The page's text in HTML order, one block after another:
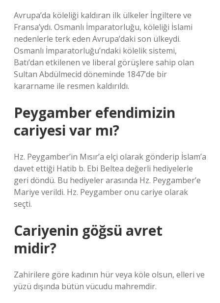
Avrupa’da köleliği kaldıran ilk ülkeler İngiltere ve
Fransa’ydı. Osmanlı İmparatorluğu, köleliği İslami
nedenlerle terk eden Avrupa’daki son ülkeydi.
Osmanlı İmparatorluğu’ndaki kölelik sistemi,
Batı’dan etkilenen ve liberal görüşlere sahip olan
Sultan Abdülmecid döneminde 1847’de bir
kararname ile resmen kaldırıldı.
Peygamber efendimizin
cariyesi var mı?
Hz. Peygamber’in Mısır’a elçi olarak gönderip İslam’a
davet ettiği Hatib b. Ebi Beltea değerli hediyelerle
geri döndü. Bu hediyeler arasında Hz. Peygamber’e
Mariye verildi. Hz. Peygamber onu cariye olarak
seçti.
Cariyenin göğsü avret
midir?
Zahirilere göre kadının hür veya köle olsun, elleri ve
yüzü dışında bütün vücudu mahremdir.